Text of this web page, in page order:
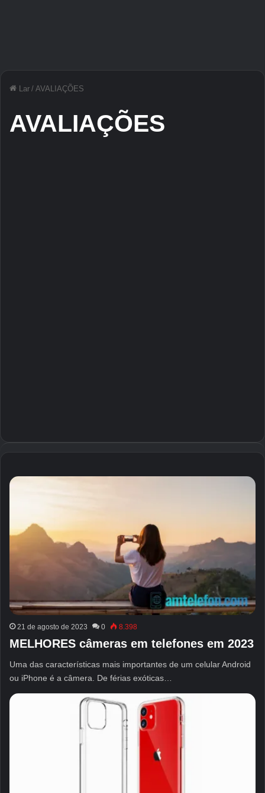
Lar / AVALIAÇÕES
AVALIAÇÕES
21 de agosto de 2023 0 8.398
MELHORES câmeras em telefones em 2023
Uma das características mais importantes de um celular Android
ou iPhone é a câmera. De férias exóticas…